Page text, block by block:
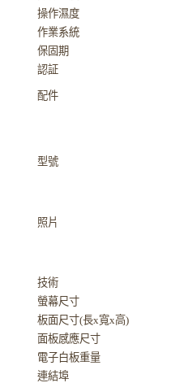
操作濕度
作業系統
保固期
認証
配件
型號
照片
技術
螢幕尺寸
板面尺寸(長x寬x高)
面板感應尺寸
電子白板重量
連結埠